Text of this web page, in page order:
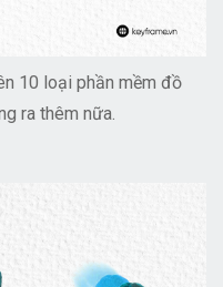
10 loại phần mềm đồ
ra thêm nữa.